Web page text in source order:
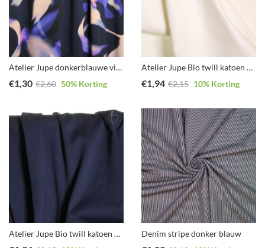
Atelier Jupe donkerblauwe viscose met wazige bloemen
€1,30 €2,60 50% Korting
Atelier Jupe Bio twill katoen wit
€1,94 €2,15 10% Korting
Atelier Jupe Bio twill katoen donker blauw Denim stripe donker blauw